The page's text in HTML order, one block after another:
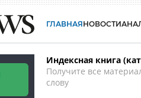
ГЛАВНАЯНОВОСТИ
Индексная книга
Получите все
слову